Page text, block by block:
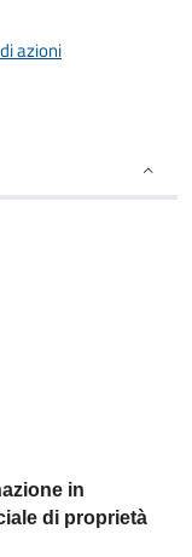
azioni
in
di proprietà